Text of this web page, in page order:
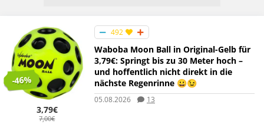
-46%
3,79€
7,00€
492
Waboba Moon Ball in Original-Gelb für
3,79€: Springt bis zu 30 Meter hoch –
und hoffentlich nicht direkt in die
nächste Regenrinne 😀😉
05.08.2026 13